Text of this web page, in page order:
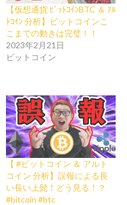
【仮想通貨 ﾋﾞｯﾄｺｲﾝBTC ＆ ｱﾙ
ﾄｺｲﾝ 分析】ビットコインこ
こまでの動きは完璧！！
2023年2月21日
ビットコイン
【 #ビットコイン ＆ アルト
コイン 分析】誤報による長
い長い上髭！どう見る！？
#bitcoin #btc